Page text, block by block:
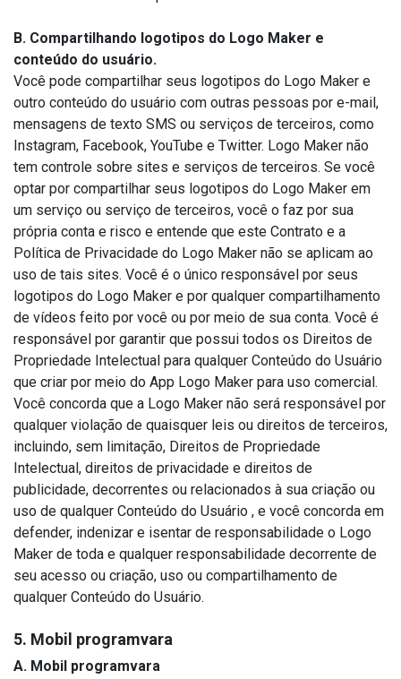
B. Compartilhando logotipos do Logo Maker e
conteúdo do usuário.
Você pode compartilhar seus logotipos do Logo Maker e
outro conteúdo do usuário com outras pessoas por e-mail,
mensagens de texto SMS ou serviços de terceiros, como
Instagram, Facebook, YouTube e Twitter. Logo Maker não
tem controle sobre sites e serviços de terceiros. Se você
optar por compartilhar seus logotipos do Logo Maker em
um serviço ou serviço de terceiros, você o faz por sua
própria conta e risco e entende que este Contrato e a
Política de Privacidade do Logo Maker não se aplicam ao
uso de tais sites. Você é o único responsável por seus
logotipos do Logo Maker e por qualquer compartilhamento
de vídeos feito por você ou por meio de sua conta. Você é
responsável por garantir que possui todos os Direitos de
Propriedade Intelectual para qualquer Conteúdo do Usuário
que criar por meio do App Logo Maker para uso comercial.
Você concorda que a Logo Maker não será responsável por
qualquer violação de quaisquer leis ou direitos de terceiros,
incluindo, sem limitação, Direitos de Propriedade
Intelectual, direitos de privacidade e direitos de
publicidade, decorrentes ou relacionados à sua criação ou
uso de qualquer Conteúdo do Usuário , e você concorda em
defender, indenizar e isentar de responsabilidade o Logo
Maker de toda e qualquer responsabilidade decorrente de
seu acesso ou criação, uso ou compartilhamento de
qualquer Conteúdo do Usuário.
5. Mobil programvara
A. Mobil programvara